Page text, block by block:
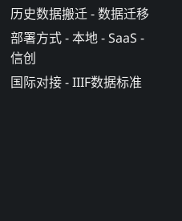
历史数据搬迁 - 数据迁移
部署方式 - 本地 - SaaS -
信创
国际对接 - IIIF数据标准